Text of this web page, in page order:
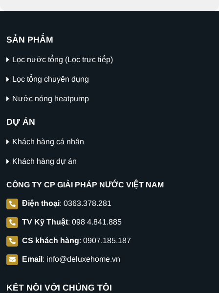
CÔNG TY CP GIẢI PHÁP NƯỚC VIỆT NAM
Điện thoại: 0363.378.281
TV Kỹ Thuật: 098 4.841.885
CS khách hàng: 0907.185.187
Email: info@deluxehome.vn
SẢN PHẨM
Lọc nước tổng (Lọc trực tiếp)
Lọc tổng chuyên dụng
Nước nóng heatpump
DỰ ÁN
Khách hàng cá nhân
Khách hàng dự án
KẾT NỐI VỚI CHÚNG TÔI